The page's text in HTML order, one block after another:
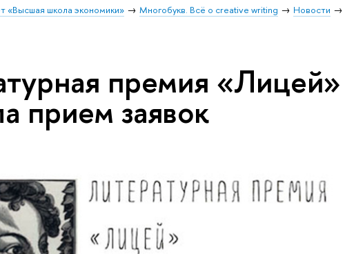
«Высшая школа экономики» Многобукв. Всё о creative writing Новости
премия «Лицей»
прием заявок